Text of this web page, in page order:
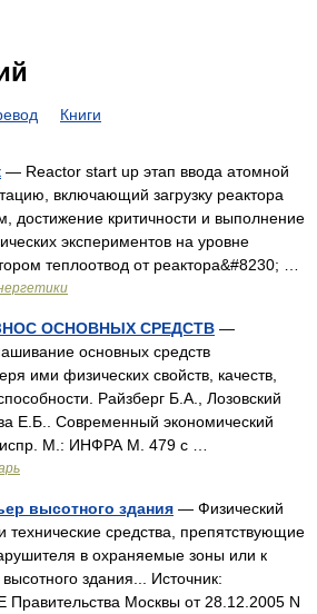
Книги
— Reactor start up этап ввода атомной
включающий загрузку реактора
достижение критичности и выполнение
экспериментов на уровне
теплоотвод от реактора&#8230; …
ОСНОВНЫХ СРЕДСТВ —
основных средств
ими физических свойств, качеств,
Райзберг Б.А., Лозовский
Е.Б.. Современный экономический
испр. М.: ИНФРА М. 479 с …
высотного здания — Физический
технические средства, препятствующие
в охраняемые зоны или к
здания... Источник:
Москвы от 28.12.2005 N